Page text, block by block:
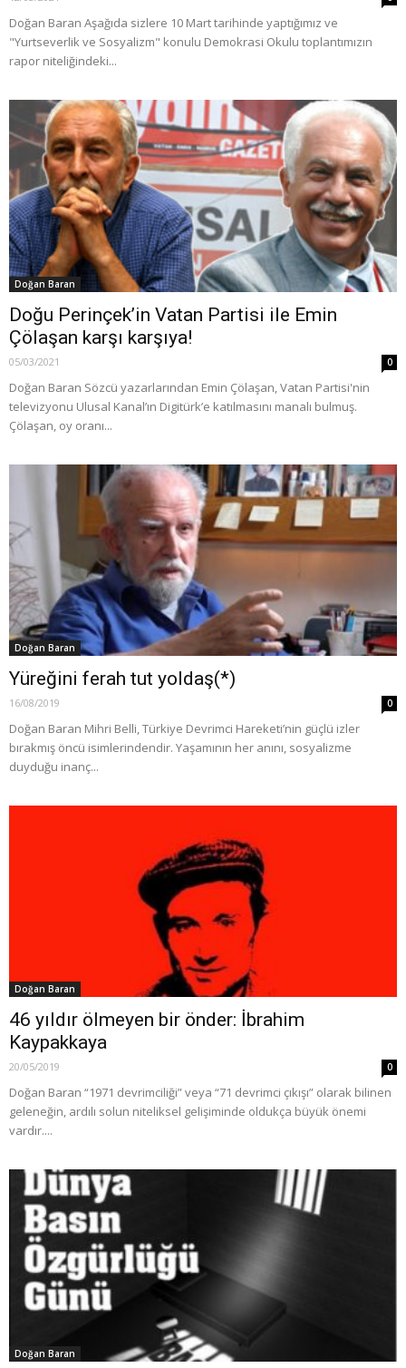
Doğan Baran Aşağıda sizlere 10 Mart tarihinde yaptığımız ve
"Yurtseverlik ve Sosyalizm" konulu Demokrasi Okulu toplantımızın
rapor niteliğindeki...
Doğan Baran
Doğu Perinçek’in Vatan Partisi ile Emin
Çölaşan karşı karşıya!
05/03/2021 0
Doğan Baran Sözcü yazarlarından Emin Çölaşan, Vatan Partisi'nin
televizyonu Ulusal Kanal’ın Digitürk’e katılmasını manalı bulmuş.
Çölaşan, oy oranı...
Doğan Baran
Yüreğini ferah tut yoldaş(*)
16/08/2019 0
Doğan Baran Mihri Belli, Türkiye Devrimci Hareketi’nin güçlü izler
bırakmış öncü isimlerindendir. Yaşamının her anını, sosyalizme
duyduğu inanç...
Doğan Baran
46 yıldır ölmeyen bir önder: İbrahim
Kaypakkaya
20/05/2019 0
Doğan Baran “1971 devrimciliği” veya “71 devrimci çıkışı” olarak bilinen
geleneğin, ardılı solun niteliksel gelişiminde oldukça büyük önemi
vardır....
Doğan Baran